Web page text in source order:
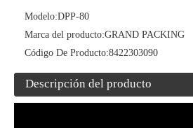
Modelo:DPP-80
Marca del producto:GRAND PACKING
Código De Producto:8422303090
Descripción del producto